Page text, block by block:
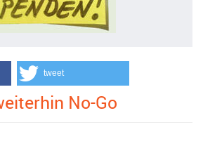
tweet
No-Go